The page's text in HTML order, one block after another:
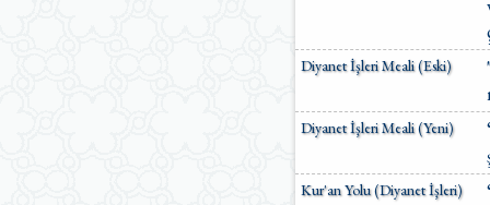
Diyanet İşleri Meali (Eski)
Diyanet İşleri Meali (Yeni)
Kur'an Yolu (Diyanet İşleri)